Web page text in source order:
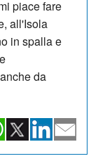
piace fare
all'Isola
in spalla e
da